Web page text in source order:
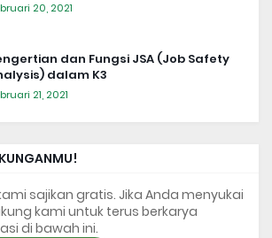
20, 2021
dan Fungsi JSA (Job Safety
dalam K3
21, 2021
sajikan gratis. Jika Anda menyukai
kami untuk terus berkarya
di bawah ini.